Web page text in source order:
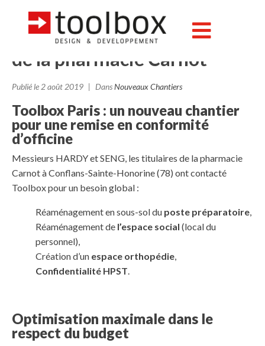
Conflans-Sainte-Honorine
(78) : remise en conformité
de la pharmacie Carnot
Publié le 2 août 2019 DansNouveaux Chantiers
Toolbox Paris : un nouveau chantier
pour une remise en conformité
d’officine
Messieurs HARDY et SENG, les titulaires de la pharmacie
Carnot à Conflans-Sainte-Honorine (78) ont contacté
Toolbox pour un besoin global :
Réaménagement en sous-sol du poste préparatoire,
Réaménagement de l’espace social (local du
personnel),
Création d’un espace orthopédie,
Confidentialité HPST.
Optimisation maximale dans le
respect du budget